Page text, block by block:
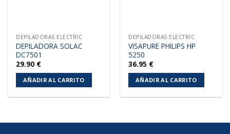
DEPILADORAS ELECTRIC
DEPILADORA SOLAC
DC7501
29.90 €
AÑADIR AL CARRITO
DEPILADORAS ELECTRIC
VISAPURE PHILIPS HP
5250
36.95 €
AÑADIR AL CARRITO